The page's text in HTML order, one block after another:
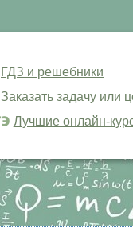
ГДЗ и решебники
Заказать задачу или
Лучшие онлайн-